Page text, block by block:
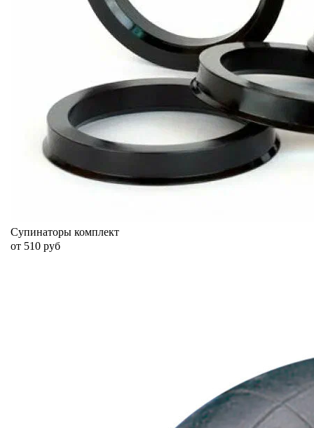
Супинаторы комплект
от 510 руб